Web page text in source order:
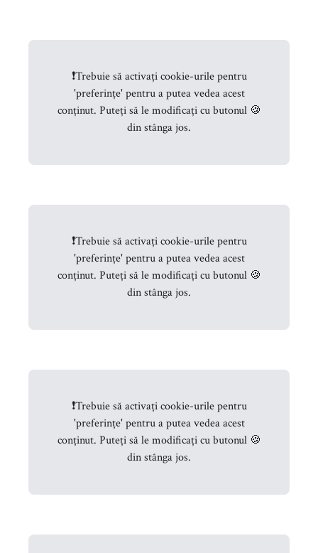
❗Trebuie să activați cookie-urile pentru
'preferințe' pentru a putea vedea acest
conținut. Puteți să le modificați cu butonul 🍪
din stânga jos.
❗Trebuie să activați cookie-urile pentru
'preferințe' pentru a putea vedea acest
conținut. Puteți să le modificați cu butonul 🍪
din stânga jos.
❗Trebuie să activați cookie-urile pentru
'preferințe' pentru a putea vedea acest
conținut. Puteți să le modificați cu butonul 🍪
din stânga jos.